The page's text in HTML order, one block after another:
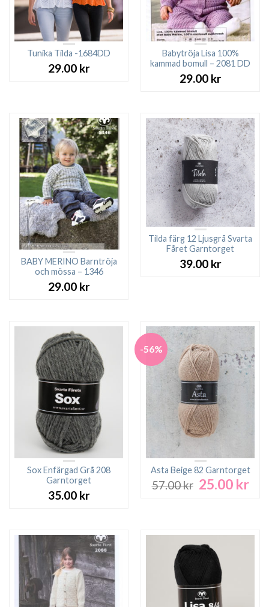
Tunika Tilda -1684DD
29.00 kr
Babytröja Lisa 100%
kammad bomull – 2081 DD
29.00 kr
BABY MERINO Barntröja
och mössa – 1346
29.00 kr
Tilda färg 12 Ljusgrå Svarta
Fåret Garntorget
39.00 kr
Sox Enfärgad Grå 208
Garntorget
35.00 kr
-56%
Asta Beige 82 Garntorget
57.00kr Det
25.00 krDet